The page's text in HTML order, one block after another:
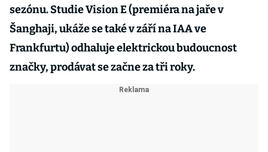
sezónu. Studie Vision E (premiéra na jaře v
Šanghaji, ukáže se také v září na IAA ve
Frankfurtu) odhaluje elektrickou budoucnost
značky, prodávat se začne za tři roky.